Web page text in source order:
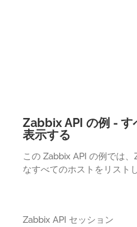
Zabbix API の例 - す
表示する
この Zabbix API の例では
なすべてのホストをリスト
Zabbix API セッション